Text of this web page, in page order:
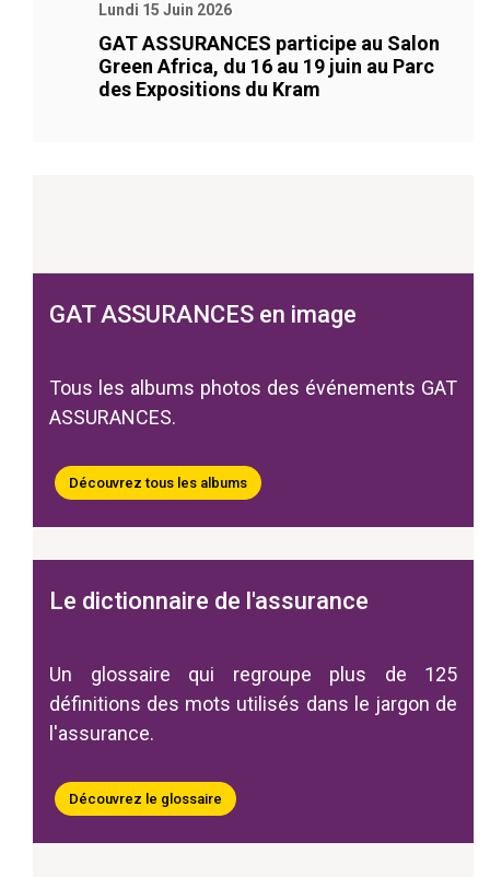
Lundi 15 Juin 2026
GAT ASSURANCES participe au Salon
Green Africa, du 16 au 19 juin au Parc
des Expositions du Kram
GAT ASSURANCES en image
Tous les albums photos des événements GAT
ASSURANCES.
Découvrez tous les albums
Le dictionnaire de l'assurance
Un glossaire qui regroupe plus de 125
définitions des mots utilisés dans le jargon de
l'assurance.
Découvrez le glossaire